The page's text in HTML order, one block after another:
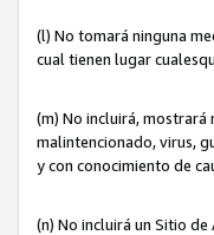
(l) No tomará ninguna
cual tienen lugar
(m) No incluirá, mostrará
malintencionado, virus,
y con conocimiento de
(n) No incluirá un Sitio